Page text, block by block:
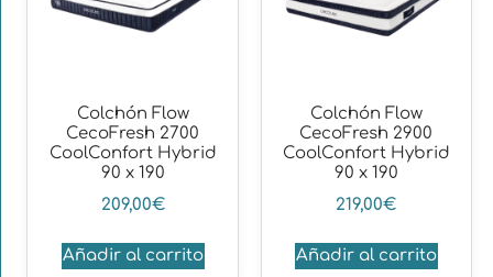
Colchón Flow
CecoFresh 2700
CoolConfort Hybrid
90 x 190
209,00€
Añadir al carrito
Colchón Flow
CecoFresh 2900
CoolConfort Hybrid
90 x 190
219,00€
Añadir al carrito